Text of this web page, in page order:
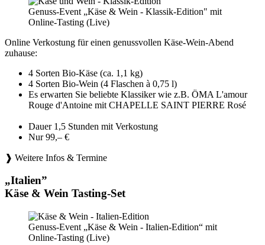
Genuss-Event „Käse & Wein - Klassik-Edition" mit
Online-Tasting (Live)
Online Verkostung für einen genussvollen Käse-Wein-Abend
zuhause:
4 Sorten Bio-Käse (ca. 1,1 kg)
4 Sorten Bio-Wein (4 Flaschen à 0,75 l)
Es erwarten Sie beliebte Klassiker wie z.B. ÖMA L'amour
Rouge d'Antoine mit CHAPELLE SAINT PIERRE Rosé
Dauer 1,5 Stunden mit Verkostung
Nur 99,– €
❱ Weitere Infos & Termine
„Italien”
Käse & Wein Tasting-Set
Genuss-Event „Käse & Wein - Italien-Edition“ mit
Online-Tasting (Live)